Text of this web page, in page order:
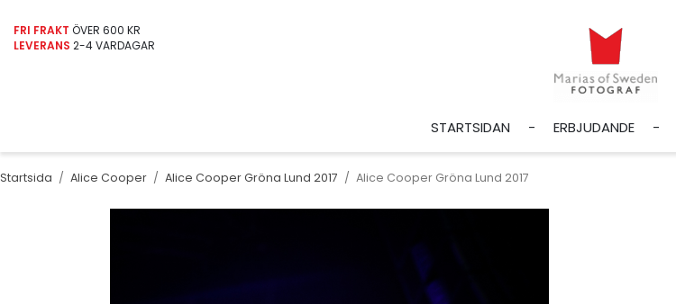
FRI FRAKT ÖVER 600 KR
LEVERANS 2-4 VARDAGAR
STARTSIDAN ERBJUDANDE
Startsida / Alice Cooper / Alice Cooper Gröna Lund 2017 / Alice Cooper Gröna Lund 2017